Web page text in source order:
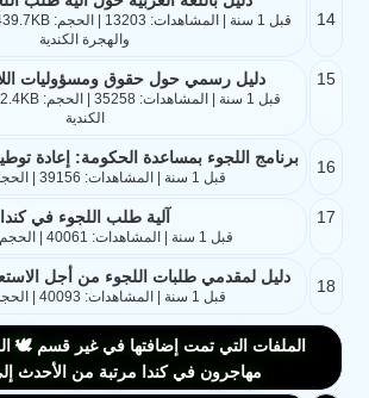
14
والهجرة الكندية
15 دليل رسمي حول حقوق ومسؤوليات
الكندية
16 برنامج اللجوء بمساعدة الحكومة: إعادة
قبل 1 سنة | المشاهدات: 39156 | الحجم: 5.4MB
17 آلية طلب اللجوء في كندا
قبل 1 سنة | المشاهدات: 40061 | الحجم: 437.4KB
18 دليل لمقدمي طلبات اللجوء من أجل
قبل 1 سنة | المشاهدات: 40093 | الحجم: 2.4MB
الملفات التي تمت إضافتها في غير قسم 🕊️
مهاجرون في كندا مرتبة من الأحدث